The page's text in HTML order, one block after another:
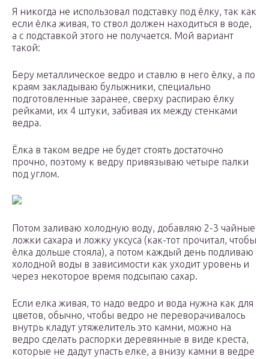
Я никогда не использовал подставку под ёлку, так как
если ёлка живая, то ствол должен находиться в воде,
а с подставкой этого не получается. Мой вариант
такой:
Беру металлическое ведро и ставлю в него ёлку, а по
краям закладываю булыжники, специально
подготовленные заранее, сверху распираю ёлку
рейками, их 4 штуки, забивая их между стенками
ведра.
Ёлка в таком ведре не будет стоять достаточно
прочно, поэтому к ведру привязываю четыре палки
под углом.
Потом заливаю холодную воду, добавляю 2-3 чайные
ложки сахара и ложку уксуса (как-тот прочитал, чтобы
ёлка дольше стояла), а потом каждый день подливаю
холодной воды в зависимости как уходит уровень и
через некоторое время подсыпаю сахар.
Если елка живая, то надо ведро и вода нужна как для
цветов, обычно, чтобы ведро не переворачивалось
внутрь кладут утяжелитель это камни, можно на
ведро сделать распорки деревянные в виде креста,
которые не дадут упасть елке, а внизу камни в ведре